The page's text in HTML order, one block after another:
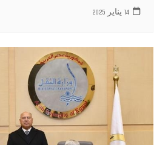
14 يناير 2025